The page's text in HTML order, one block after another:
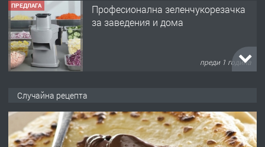
ПРЕДЛАГА
Професионална зеленчукорезачка
за заведения и дома
преди 1 година
преди 2 години
Случайна рецепта